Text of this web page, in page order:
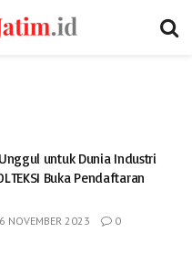
untuk Dunia Industri
Buka Pendaftaran
NOVEMBER 2023 0